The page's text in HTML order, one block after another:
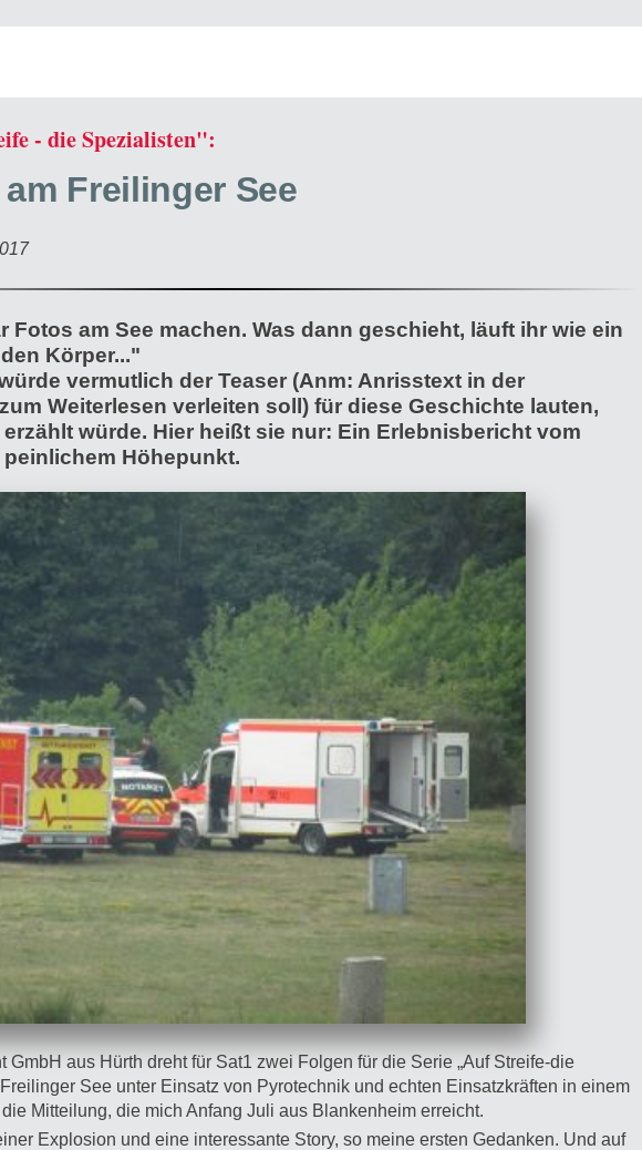
- die Spezialisten":
Freilinger See
Fotos am See machen. Was dann geschieht, läuft ihr wie ein
Körper..."
vermutlich der Teaser (Anm: Anrisstext in der
Weiterlesen verleiten soll) für diese Geschichte lauten,
würde. Hier heißt sie nur: Ein Erlebnisbericht vom
peinlichem Höhepunkt.
GmbH aus Hürth dreht für Sat1 zwei Folgen für die Serie „Auf Streife-die
See unter Einsatz von Pyrotechnik und echten Einsatzkräften in einem
Mitteilung, die mich Anfang Juli aus Blankenheim erreicht.
Explosion und eine interessante Story, so meine ersten Gedanken. Und auf